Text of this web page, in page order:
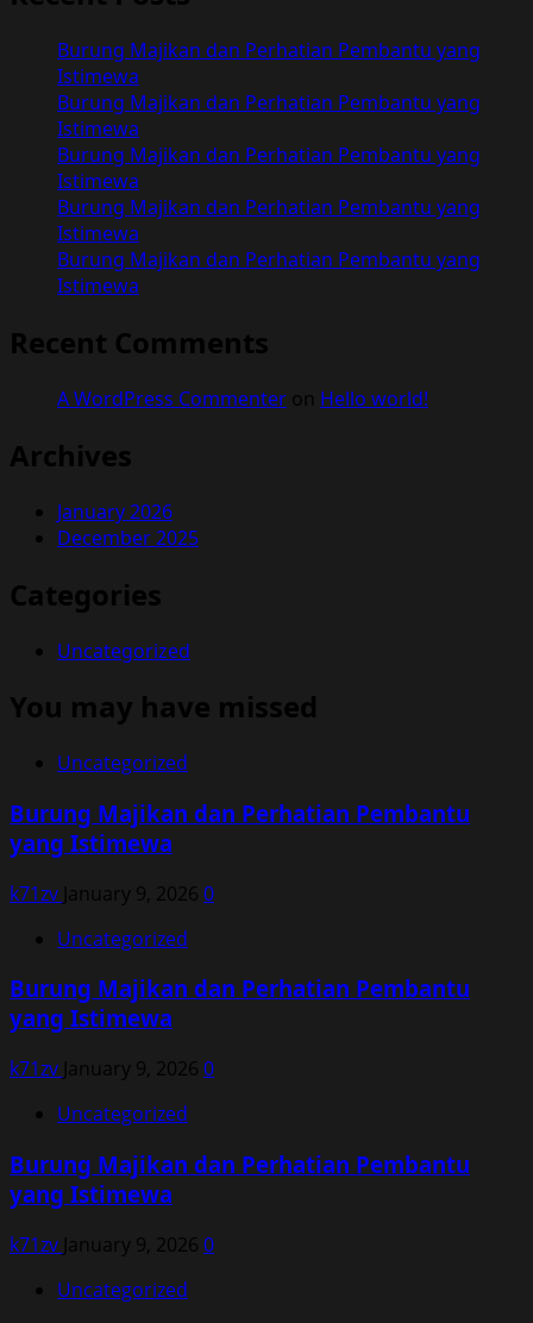
Pembantuku
Burung Majikan dan Perhatian Pembantu yang
Istimewa
Burung Majikan dan Perhatian Pembantu yang
Istimewa
Burung Majikan dan Perhatian Pembantu yang
Istimewa
Burung Majikan dan Perhatian Pembantu yang
Istimewa
Burung Majikan dan Perhatian Pembantu yang
Istimewa
Recent Comments
A WordPress Commenter on Hello world!
Archives
January 2026
December 2025
Categories
Uncategorized
You may have missed
Uncategorized
Burung Majikan dan Perhatian Pembantu
yang Istimewa
k71zv January 9, 2026 0
Uncategorized
Burung Majikan dan Perhatian Pembantu
yang Istimewa
k71zv January 9, 2026 0
Uncategorized
Burung Majikan dan Perhatian Pembantu
yang Istimewa
k71zv January 9, 2026 0
Uncategorized